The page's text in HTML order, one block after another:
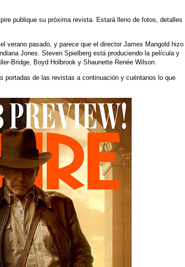
publique su próxima revista. Estará lleno de fotos, detalles
verano pasado, y parece que el director James Mangold hizo
Jones. Steven Spielberg está produciendo la película y
Bridge, Boyd Holbrook y Shaunette Renée Wilson.
portadas de las revistas a continuación y cuéntanos lo que